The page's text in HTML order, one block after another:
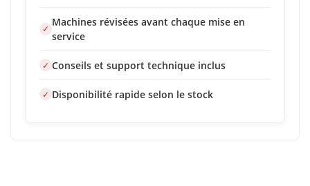
Machines révisées avant chaque mise en
service
Conseils et support technique inclus
Disponibilité rapide selon le stock